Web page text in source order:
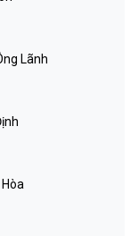
Lãnh